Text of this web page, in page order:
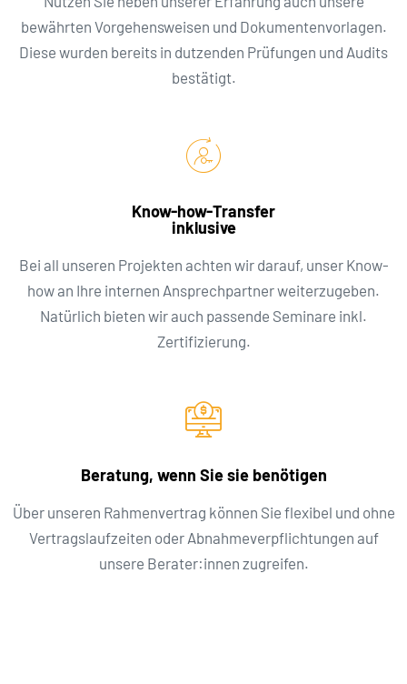
bewährten Vorgehensweisen und Dokumentenvorlagen.
Diese wurden bereits in dutzenden Prüfungen und Audits
bestätigt.
Know-how-Transfer
inklusive
Bei all unseren Projekten achten wir darauf, unser Know-
how an Ihre internen Ansprechpartner weiterzugeben.
Natürlich bieten wir auch passende Seminare inkl.
Zertifizierung.
Beratung, wenn Sie sie benötigen
Über unseren Rahmenvertrag können Sie flexibel und ohne
Vertragslaufzeiten oder Abnahmeverpflichtungen auf
unsere Berater:innen zugreifen.